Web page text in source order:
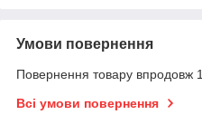
Умови повернення
Повернення товару впродовж
Всі умови повернення